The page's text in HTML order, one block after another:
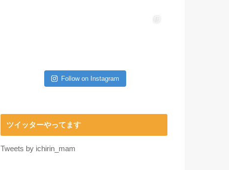
Follow on Instagram
ツイッターやってます
Tweets by ichirin_mam